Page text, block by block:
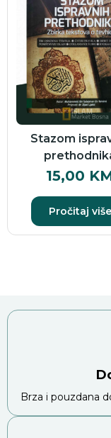
Stazom
15,00
Pročitaj više
Brza i pouzdana